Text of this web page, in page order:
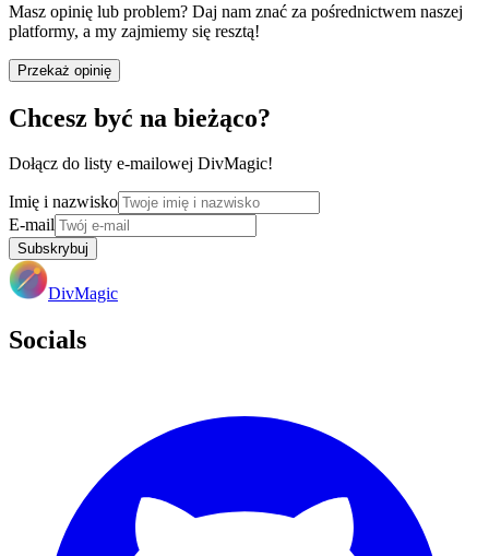
Masz opinię lub problem? Daj nam znać za pośrednictwem naszej
platformy, a my zajmiemy się resztą!
Przekaż opinię
Chcesz być na bieżąco?
Dołącz do listy e-mailowej DivMagic!
Imię i nazwisko
E-mail
Subskrybuj
DivMagic
Socials